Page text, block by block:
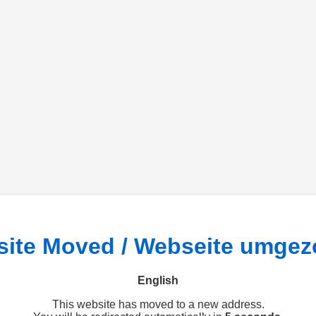
Moved / Webseite
English
This website has moved to a new address.